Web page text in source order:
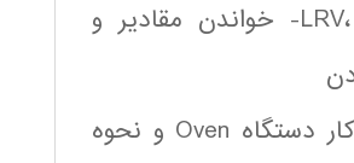
LRV، URV3-5- خواندن مقادير و
4-1 طرز كار دستگاه Oven و نحوه